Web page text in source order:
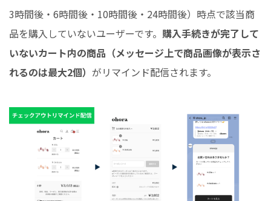
3時間後・6時間後・10時間後・24時間後）時点で該当商
品を購入していないユーザーです。 購入手続きが完了して
いないカート内の商品（メッセージ上で商品画像が表示さ
れるのは最大2個） がリマインド配信されます。